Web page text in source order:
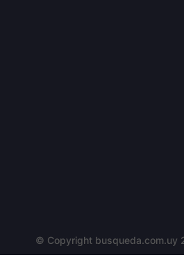
© Copyright busqueda.com.uy